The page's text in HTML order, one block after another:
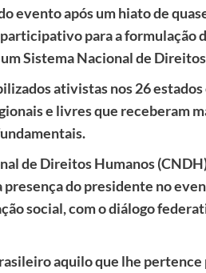
evento após um hiato de
para a formulação
Sistema Nacional de
ativistas nos 26
e livres que receberam
de Direitos Humanos
presença do presidente no
social, com o diálogo
aquilo que lhe